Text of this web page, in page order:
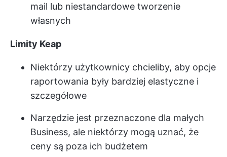
mail lub niestandardowe tworzenie
własnych
Limity Keap
Niektórzy użytkownicy chcieliby, aby opcje
raportowania były bardziej elastyczne i
szczegółowe
Narzędzie jest przeznaczone dla małych
Business, ale niektórzy mogą uznać, że
ceny są poza ich budżetem